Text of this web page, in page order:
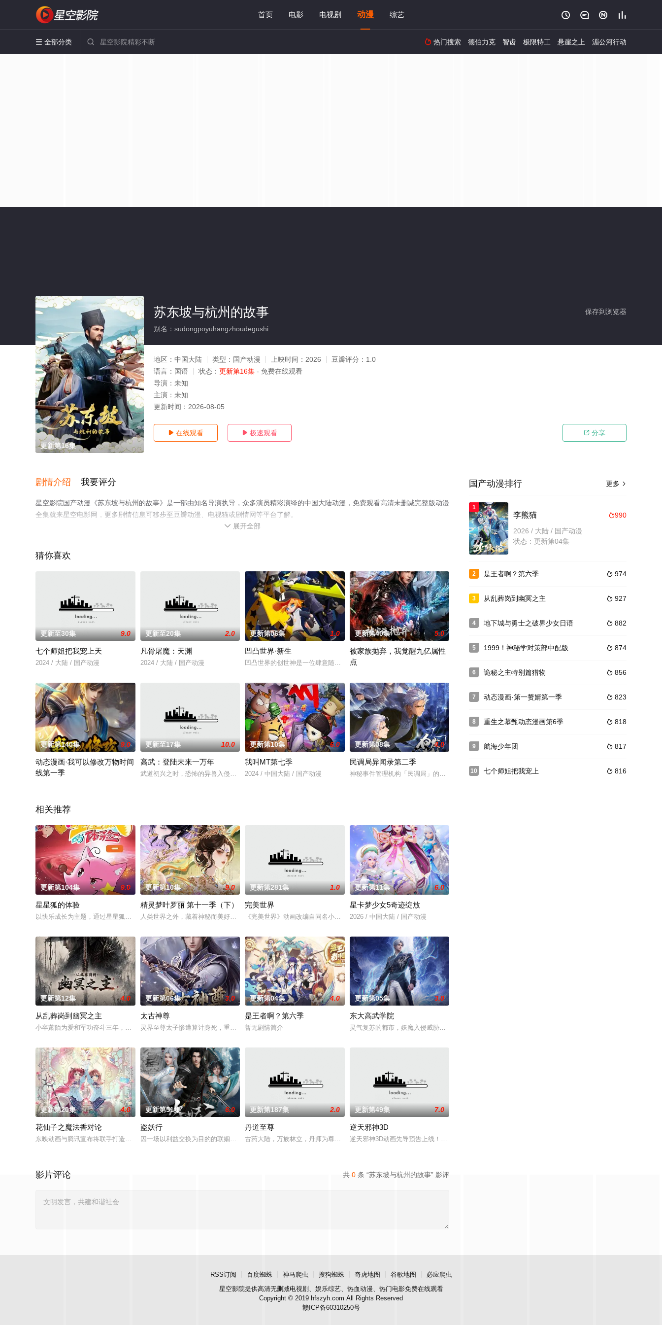
首页 电影 电视剧 动漫 综艺    
 全部分类   热门搜索 德伯力克 智齿 极限特工 悬崖之上 湄公河行动
更新第16集
保存到浏览器
苏东坡与杭州的故事
别名：sudongpoyuhangzhoudegushi
地区： 中国大陆 类型： 国产动漫 上映时间： 2026 豆瓣评分： 1.0
语言： 国语 状态： 更新第16集 - 免费在线观看
导演： 未知
主演： 未知
更新时间： 2026-08-05
 在线观看  极速观看  分享
剧情介绍 我要评分
星空影院国产动漫《苏东坡与杭州的故事》是一部由知名导演执导，众多演员精彩演绎的中国大陆动漫，免费观看高清未删减完整版动漫
全集就来星空电影网，更多剧情信息可移步至豆瓣动漫、电视猫或剧情网等平台了解。
 展开全部
猜你喜欢
更新至30集 9.0
七个师姐把我宠上天
2024 / 大陆 / 国产动漫
更新至20集 2.0
凡骨屠魔：天渊
2024 / 大陆 / 国产动漫
更新第06集 1.0
凹凸世界·新生
凹凸世界的创世神是一位肆意随性的神明，他创造了充斥不平等的世界，却也赐予世人改变命运的机会——只需参加
更新第40集 5.0
被家族抛弃，我觉醒九亿属性
点
赵赫洲的母亲为救嚣张跋扈的长女赵馨儿，不惜在身怀六甲之际，动用“太初混沌体”天赋，救回重伤的女儿。
更新第140集 9.0
动态漫画·我可以修改万物时间
线第一季
更新至17集 10.0
高武：登陆未来一万年
武道初兴之时，恐怖的异兽入侵，人类武者节节败退。陆圣穿越而来，在梦中进入一万年后的世界：一万年后的基础
更新第10集 6.0
我叫MT第七季
2024 / 中国大陆 / 国产动漫
更新第08集 4.0
民调局异闻录第二季
神秘事件管理机构「民调局」的特别调查员沈辣，在执行任务中身受重伤，濒死之际接受了六室主任吴仁荻的
相关推荐
更新第104集 9.0
星星狐的体验
以快乐成长为主题，通过星星狐演绎不同的职业角色，帮助了孩子们了解职业，带领他们找寻到自己的兴趣与爱好，
更新第10集 9.0
精灵梦叶罗丽 第十一季（下）
人类世界之外，藏着神秘而美好的叶罗丽仙境。这里的仙子因自然与人类世界的兴衰而生，也与万物命运相连。当人
更新第281集 1.0
完美世界
《完美世界》动画改编自同名小说。他为修道而生，为应劫而至，他身化亿万血雨，洒落万古岁月，经历无数时空的
更新第11集 6.0
星卡梦少女5奇迹绽放
2026 / 中国大陆 / 国产动漫
更新第12集 4.0
从乱葬岗到幽冥之主
小卒萧陌为爱和军功奋斗三年，却被恋人柳莺儿与将军之子赵昊联手背叛，残忍杀害后抛尸乱葬岗。濒死之际，他唤
更新第06集 3.0
太古神尊
灵界至尊太子惨遭算计身死，重生跌落凡尘沦为底层杂役！身怀绝世造化神丹与逆天功法，仅凭一柄锈剑掀翻整片武
更新第04集 4.0
是王者啊？第六季
暂无剧情简介
更新第05集 3.0
东大高武学院
灵气复苏的都市，妖魔入侵威胁来袭，天生废灵根的少年秦雨体内意外觉醒神力，被选中成为神秘至强功法万
更新第20集 4.0
花仙子之魔法香对论
东映动画与腾讯宣布将联手打造『花仙子』全新动画 新作将继承经典、结合潮流、呈现崭新的花仙子世界。
更新第51集 6.0
盗妖行
因一场以利益交换为目的的联姻，太玄楼刺客江元与九璇宗圣女韶月奉命成婚。两人在洞房夜发起暗杀，却发现彼此
更新第187集 2.0
丹道至尊
古药大陆，万族林立，丹师为尊；双生武脉，再现世间！醉卧美人膝，成就丹道至尊！
更新第49集 7.0
逆天邪神3D
逆天邪神3D动画先导预告上线！掌天毒之珠，承邪神之血，修逆天之力。高能工作室出品，爱奇艺全网独播，
共 0 条 “苏东坡与杭州的故事” 影评
影片评论
更多 
国产动漫排行
1
990
李熊猫
2026 / 大陆 / 国产动漫
状态：更新第04集
2  974
是王者啊？第六季
3  927
从乱葬岗到幽冥之主
4  882
地下城与勇士之破界少女日语
5  874
1999！神秘学对策部中配版
6  856
诡秘之主特别篇猎物
7  823
动态漫画·第一赘婿第一季
8  818
重生之慕甄动态漫画第6季
9  817
航海少年团
10  816
七个师姐把我宠上
RSS订阅 百度蜘蛛 神马爬虫 搜狗蜘蛛 奇虎地图 谷歌地图
必应爬虫
星空影院提供高清无删减电视剧、娱乐综艺、热血动漫、热门电影免费在线观看
Copyright © 2019 hfszyh.com All Rights Reserved
赣ICP备60310250号